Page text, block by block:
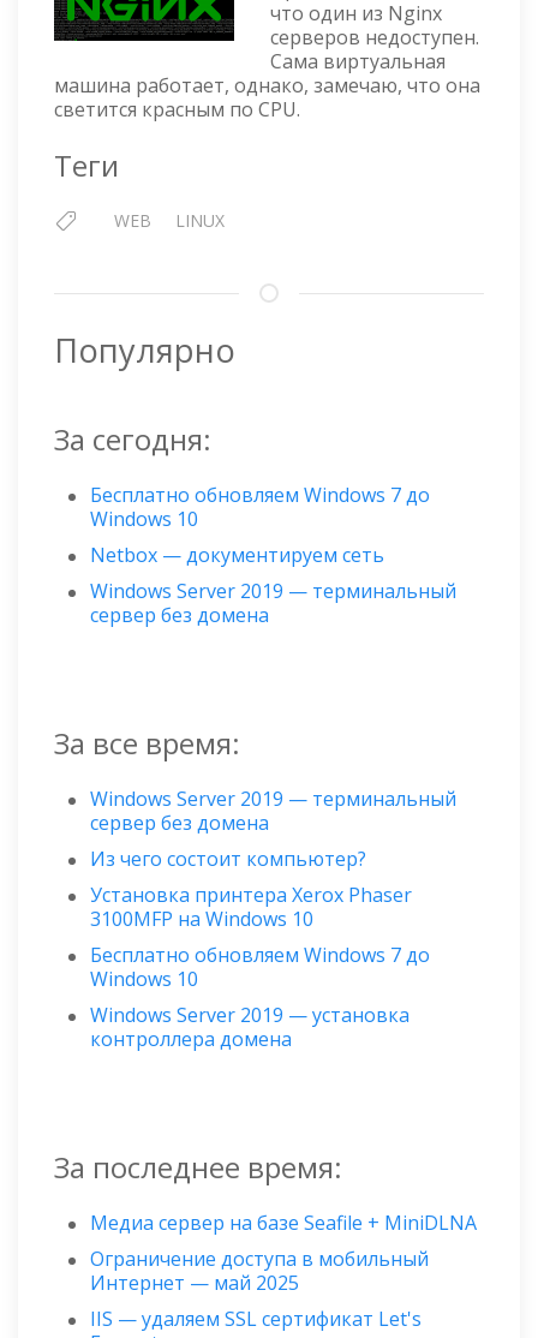
что один из Nginx
серверов недоступен.
Сама виртуальная
машина работает, однако, замечаю, что она
светится красным по CPU.
Теги
WEB LINUX
Популярно
За сегодня:
Бесплатно обновляем Windows 7 до
Windows 10
Netbox — документируем сеть
Windows Server 2019 — терминальный
сервер без домена
За все время:
Windows Server 2019 — терминальный
сервер без домена
Из чего состоит компьютер?
Установка принтера Xerox Phaser
3100MFP на Windows 10
Бесплатно обновляем Windows 7 до
Windows 10
Windows Server 2019 — установка
контроллера домена
За последнее время:
Медиа сервер на базе Seafile + MiniDLNA
Ограничение доступа в мобильный
Интернет — май 2025
IIS — удаляем SSL сертификат Let's